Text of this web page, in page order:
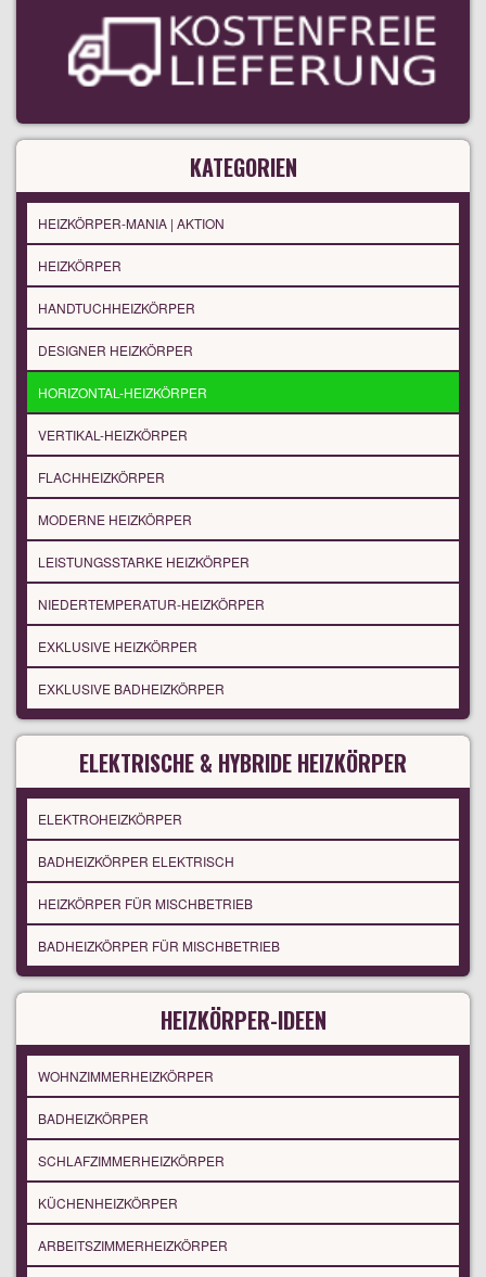
KATEGORIEN
HEIZKÖRPER-MANIA | AKTION
HEIZKÖRPER
HANDTUCHHEIZKÖRPER
DESIGNER HEIZKÖRPER
HORIZONTAL-HEIZKÖRPER
VERTIKAL-HEIZKÖRPER
FLACHHEIZKÖRPER
MODERNE HEIZKÖRPER
LEISTUNGSSTARKE HEIZKÖRPER
NIEDERTEMPERATUR-HEIZKÖRPER
EXKLUSIVE HEIZKÖRPER
EXKLUSIVE BADHEIZKÖRPER
ELEKTRISCHE & HYBRIDE HEIZKÖRPER
ELEKTROHEIZKÖRPER
BADHEIZKÖRPER ELEKTRISCH
HEIZKÖRPER FÜR MISCHBETRIEB
BADHEIZKÖRPER FÜR MISCHBETRIEB
HEIZKÖRPER-IDEEN
WOHNZIMMERHEIZKÖRPER
BADHEIZKÖRPER
SCHLAFZIMMERHEIZKÖRPER
KÜCHENHEIZKÖRPER
ARBEITSZIMMERHEIZKÖRPER